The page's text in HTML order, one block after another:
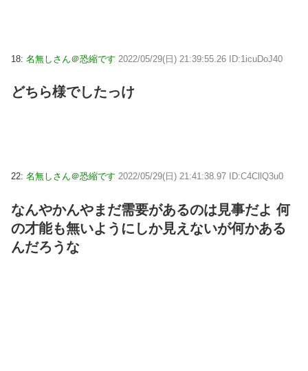
18: 名無しさん＠恐縮です 2022/05/29(日) 21:39:55.26 ID:1icuDoJ40
どちら様でしたっけ
22: 名無しさん＠恐縮です 2022/05/29(日) 21:41:38.97 ID:C4CllQ3u0
なんやかんやまだ需要があるのは見事だよ 何
の才能も無いようにしか見えないが何かある
んだろうな